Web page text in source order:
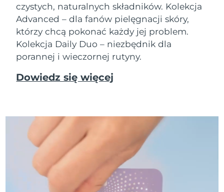
czystych, naturalnych składników. Kolekcja
Advanced – dla fanów pielęgnacji skóry,
którzy chcą pokonać każdy jej problem.
Kolekcja Daily Duo – niezbędnik dla
porannej i wieczornej rutyny.
Dowiedz się więcej